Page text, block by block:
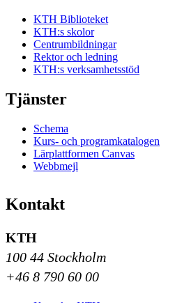
KTH Biblioteket
KTH:s skolor
Centrumbildningar
Rektor och ledning
KTH:s verksamhetsstöd
Tjänster
Schema
Kurs- och programkatalogen
Lärplattformen Canvas
Webbmejl
Kontakt
KTH
100 44 Stockholm
+46 8 790 60 00